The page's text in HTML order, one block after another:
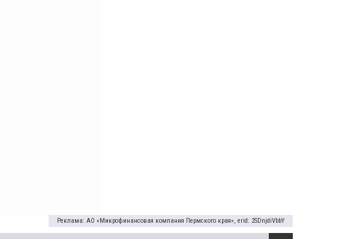
Реклама: АО «Микрофинансовая компания Пермского края», erid: 2SDnjdiVbbY